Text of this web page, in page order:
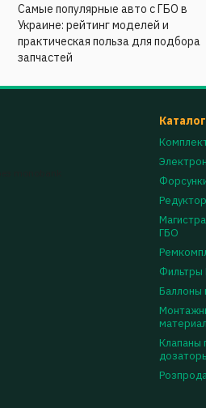
Самые популярные авто с ГБО в
Украине: рейтинг моделей и
практическая польза для подбора
запчастей
Каталог
ГБО
Фильтры
Баллоны
Клапаны